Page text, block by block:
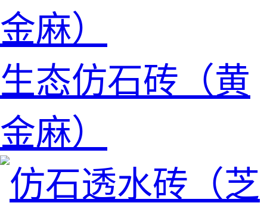
生态仿石砖（黄
金麻）